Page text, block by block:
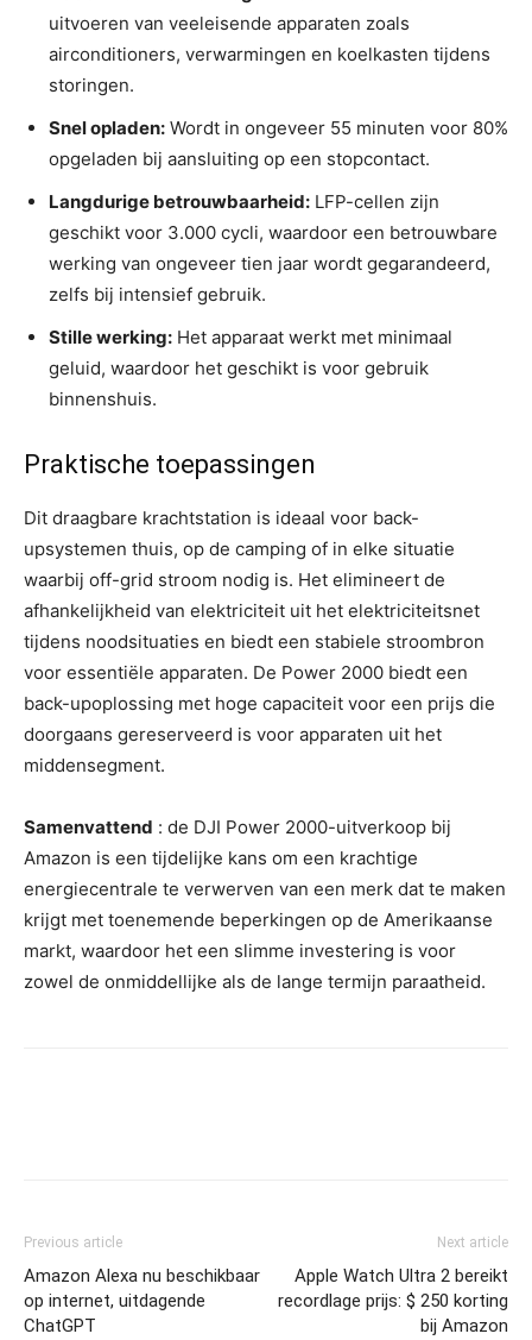
uitvoeren van veeleisende apparaten zoals
airconditioners, verwarmingen en koelkasten tijdens
storingen.
Snel opladen: Wordt in ongeveer 55 minuten voor 80%
opgeladen bij aansluiting op een stopcontact.
Langdurige betrouwbaarheid: LFP-cellen zijn
geschikt voor 3.000 cycli, waardoor een betrouwbare
werking van ongeveer tien jaar wordt gegarandeerd,
zelfs bij intensief gebruik.
Stille werking: Het apparaat werkt met minimaal
geluid, waardoor het geschikt is voor gebruik
binnenshuis.
Praktische toepassingen
Dit draagbare krachtstation is ideaal voor back-
upsystemen thuis, op de camping of in elke situatie
waarbij off-grid stroom nodig is. Het elimineert de
afhankelijkheid van elektriciteit uit het elektriciteitsnet
tijdens noodsituaties en biedt een stabiele stroombron
voor essentiële apparaten. De Power 2000 biedt een
back-upoplossing met hoge capaciteit voor een prijs die
doorgaans gereserveerd is voor apparaten uit het
middensegment.
Samenvattend : de DJI Power 2000-uitverkoop bij
Amazon is een tijdelijke kans om een ​​krachtige
energiecentrale te verwerven van een merk dat te maken
krijgt met toenemende beperkingen op de Amerikaanse
markt, waardoor het een slimme investering is voor
zowel de onmiddellijke als de lange termijn paraatheid.
Previous article
Amazon Alexa nu beschikbaar
op internet, uitdagende
ChatGPT
Next article
Apple Watch Ultra 2 bereikt
recordlage prijs: $ 250 korting
bij Amazon